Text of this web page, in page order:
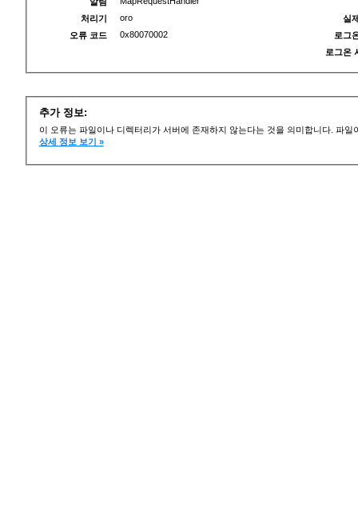
처리기
oro
오류 코드
0x80070002
실
로그
로그온
추가 정보:
이 오류는 파일이나 디렉터리가 서버에 존재하지 않는다는 것을 의미합니다. 파
상세 정보 보기 »